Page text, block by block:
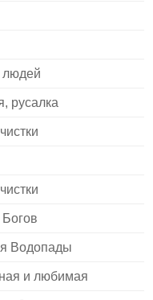
людей
русалка
Водопады
и любимая